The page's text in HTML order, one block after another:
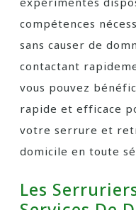
compétences
sans causer de
contactant
vous pouvez
rapide et efficace
votre serrure et
domicile en toute
Les